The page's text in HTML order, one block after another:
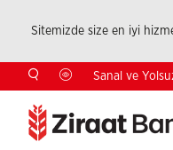
Sitemizde size en iyi
Sanal ve